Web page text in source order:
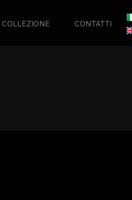
COLLEZIONE CONTATTI